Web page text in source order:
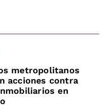
metropolitanos
acciones contra
en